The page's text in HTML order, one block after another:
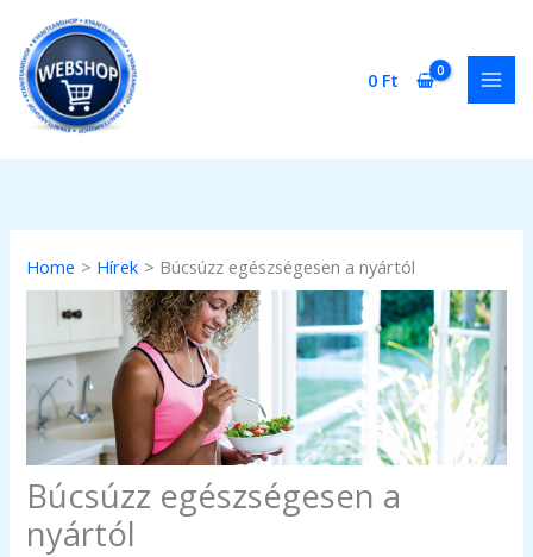
content
0 Ft
Home Hírek Búcsúzz egészségesen a nyártól
Búcsúzz egészségesen a
nyártól